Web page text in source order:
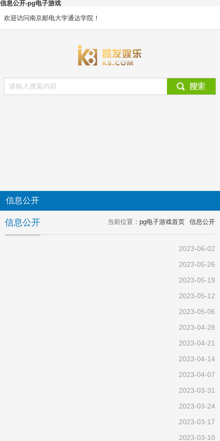
信息公开-pg电子游戏
欢迎访问南京邮电大学通达学院！
信息公开
当前位置： pg电子游戏首页 信息公开
信息公开
2023-06-02
2023-05-26
2023-05-19
2023-05-12
2023-05-06
2023-04-28
2023-04-21
2023-04-14
2023-04-07
2023-03-31
2023-03-24
2023-03-17
2023-03-10